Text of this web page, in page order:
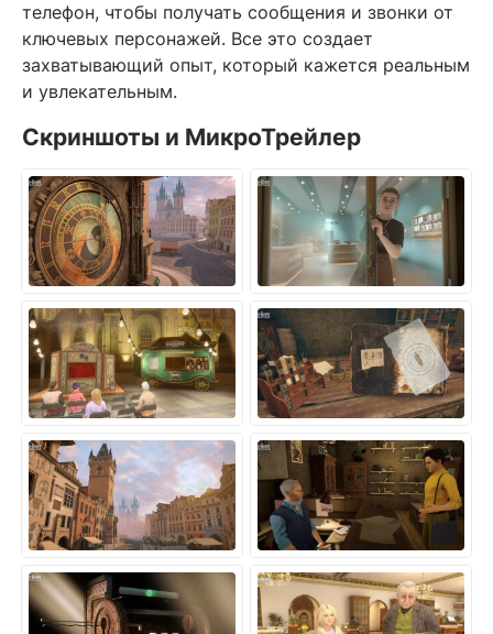
телефон, чтобы получать сообщения и звонки от
ключевых персонажей. Все это создает
захватывающий опыт, который кажется реальным
и увлекательным.
Скриншоты и МикроТрейлер